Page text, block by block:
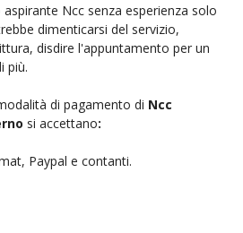
Ncc senza esperienza solo
dimenticarsi del servizio,
disdire l'appuntamento per un
più.
di pagamento di Ncc
si accettano:
Paypal e contanti.